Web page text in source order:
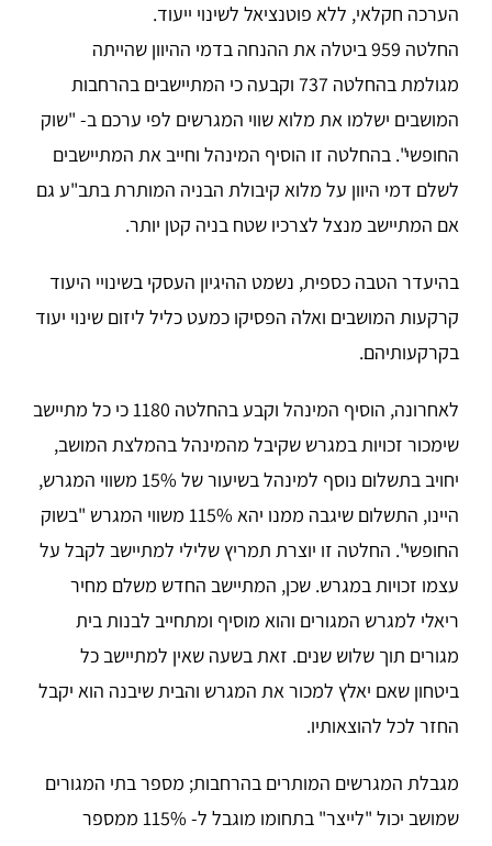
הערכה חקלאי, ללא פוטנציאל לשינוי ייעוד.
החלטה 959 ביטלה את ההנחה בדמי ההיוון שהייתה
מגולמת בהחלטה 737 וקבעה כי המתיישבים בהרחבות
המושבים ישלמו את מלוא שווי המגרשים לפי ערכם ב- "שוק
החופשי". בהחלטה זו הוסיף המינהל וחייב את המתיישבים
לשלם דמי היוון על מלוא קיבולת הבניה המותרת בתב"ע גם
אם המתיישב מנצל לצרכיו שטח בניה קטן יותר.
בהיעדר הטבה כספית, נשמט ההיגיון העסקי בשינויי היעוד
קרקעות המושבים ואלה הפסיקו כמעט כליל ליזום שינוי יעוד
בקרקעותיהם.
לאחרונה, הוסיף המינהל וקבע בהחלטה 1180 כי כל מתיישב
שימכור זכויות במגרש שקיבל מהמינהל בהמלצת המושב,
יחויב בתשלום נוסף למינהל בשיעור של 15% משווי המגרש,
היינו, התשלום שיגבה ממנו יהא 115% משווי המגרש "בשוק
החופשי". החלטה זו יוצרת תמריץ שלילי למתיישב לקבל על
עצמו זכויות במגרש. שכן, המתיישב החדש משלם מחיר
ריאלי למגרש המגורים והוא מוסיף ומתחייב לבנות בית
מגורים תוך שלוש שנים. זאת בשעה שאין למתיישב כל
ביטחון שאם יאלץ למכור את המגרש והבית שיבנה הוא יקבל
החזר לכל להוצאותיו.
מגבלת המגרשים המותרים בהרחבות; מספר בתי המגורים
שמושב יכול "לייצר" בתחומו מוגבל ל- 115% ממספר